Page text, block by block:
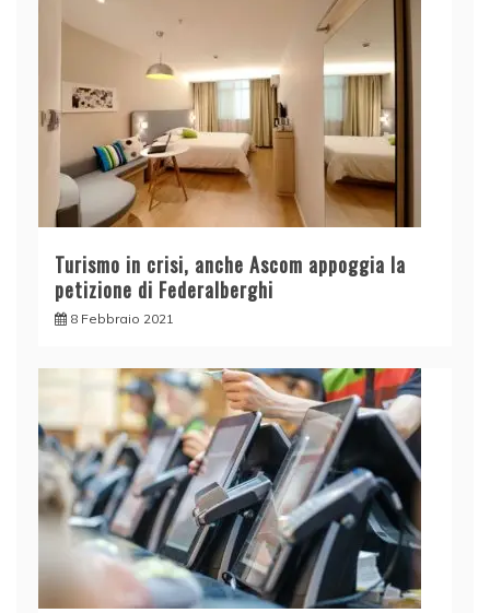
Turismo in crisi, anche Ascom appoggia la
petizione di Federalberghi
8 Febbraio 2021